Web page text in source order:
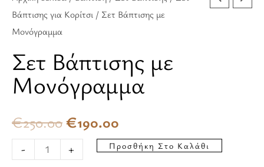
Βάπτισης για Κορίτσι / Σετ Βάπτισης με
Μονόγραμμα
Σετ Βάπτισης με
Μονόγραμμα
€250.00€190.00
- + Προσθήκη Στο Καλάθι